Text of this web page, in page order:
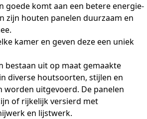
goede komt aan een betere energie-
zijn houten panelen duurzaam en
kamer en geven deze een uniek
bestaan uit op maat gemaakte
diverse houtsoorten, stijlen en
uitgevoerd. De panelen
of rijkelijk versierd met
en lijstwerk.